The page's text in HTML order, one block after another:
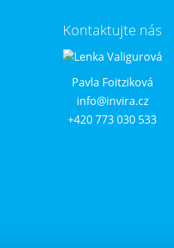
Kontaktujte nás
Pavla Foitziková
info@invira.cz
+420 773 030 533